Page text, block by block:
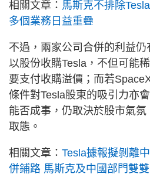
相關文章： 馬斯克不排除
多個業務日益重疊
不過，兩家公司合併的利益
以股份收購Tesla，不但可能
要支付收購溢價；而若
條件對Tesla股東的吸引力亦
能否成事，仍取決於股市氣
取態。
相關文章： Tesla據報擬剝離
併鋪路 馬斯克及中國部門雙